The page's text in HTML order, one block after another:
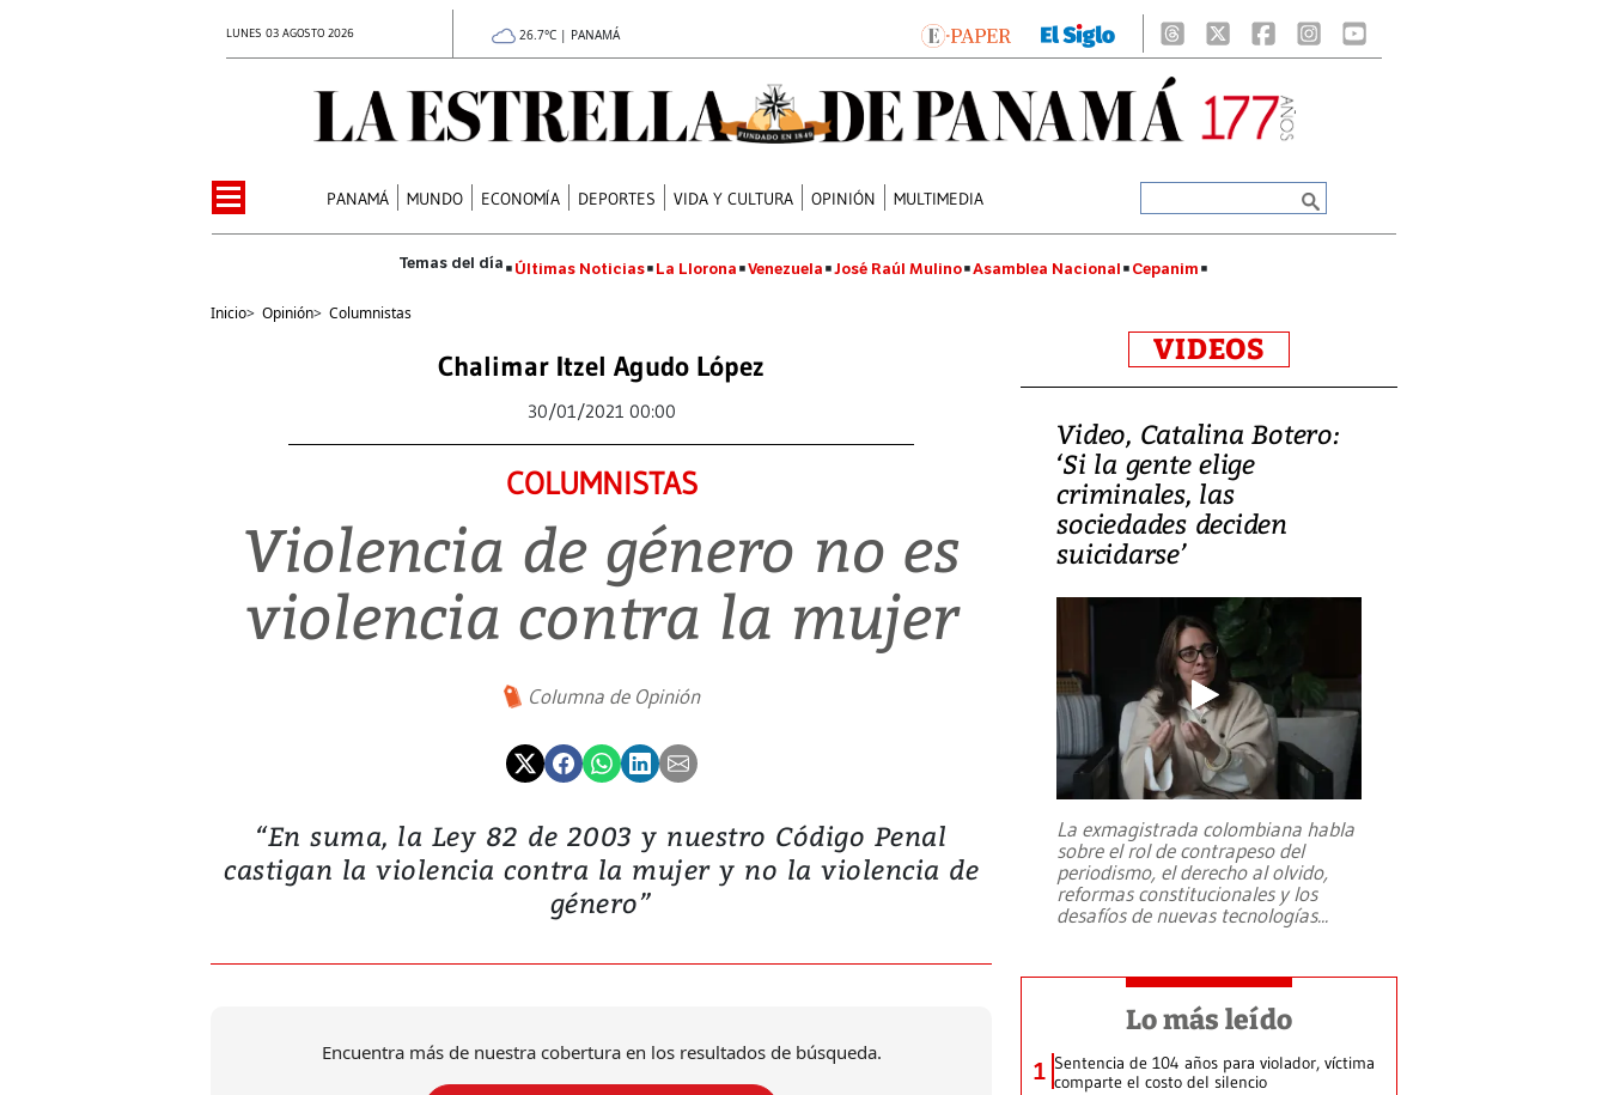
LUNES 03 AGOSTO 2026 26.7°C | PANAMÁ
PANAMÁ MUNDO ECONOMÍA DEPORTES VIDA Y CULTURA OPINIÓN MULTIMEDIA
Últimas Noticias La Llorona Venezuela José Raúl Mulino Asamblea Nacional Cepanim
Inicio> Opinión> Columnistas
Chalimar Itzel Agudo López
30/01/2021 00:00
COLUMNISTAS
Violencia de género no es
violencia contra la mujer
Columna de Opinión
“En suma, la Ley 82 de 2003 y nuestro Código Penal
castigan la violencia contra la mujer y no la violencia de
género”
Encuentra más de nuestra cobertura en los resultados de búsqueda.
VIDEOS
Video, Catalina Botero:
‘Si la gente elige
criminales, las
sociedades deciden
suicidarse’
La exmagistrada colombiana habla
sobre el rol de contrapeso del
periodismo, el derecho al olvido,
reformas constitucionales y los
desafíos de nuevas tecnologías...
Lo más leído
1 Sentencia de 104 años para violador, víctima
comparte el costo del silencio